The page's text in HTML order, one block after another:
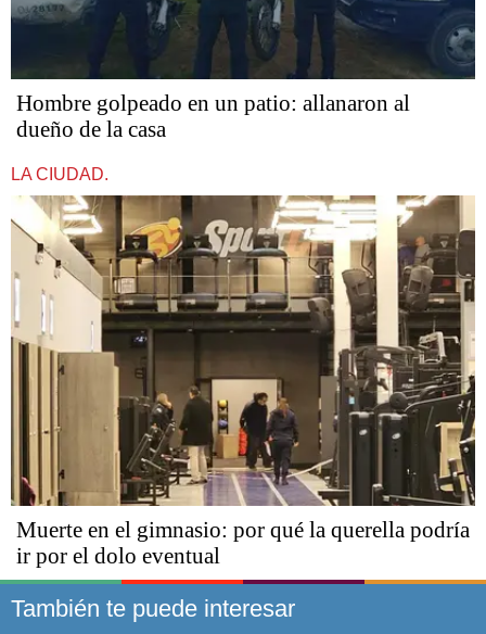
Hombre golpeado en un patio: allanaron al
dueño de la casa
LA CIUDAD.
​​​​​Muerte en el gimnasio: por qué la querella podría
ir por el dolo eventual
También te puede interesar